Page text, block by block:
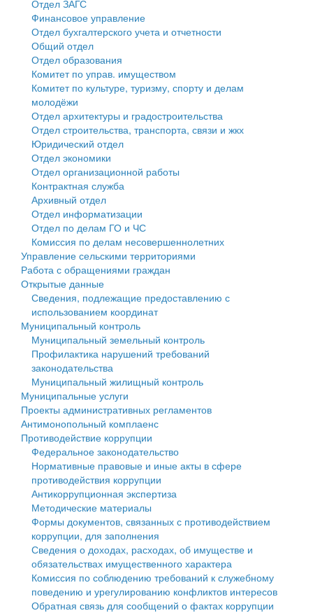
Государственные услуги
Промышленность и АПК
Экономика и бизнес
Символика
Устав
Гостям округа
Туризм
Культура
Образование
Здравоохранение
Социальная защита
Фотоальбом
муниципального округа Тверской области
Администрация Кашинского муниципального округа
Тверской области
Управление сельскими территориями
Открытые данные
Работа с обращениями граждан
Муниципальный контроль
Муниципальные услуги
Проекты административных регламентов
Антимонопольный комплаенс
Противодействие коррупции
Финансовое управление
Бюджет для граждан
Имущество
Выявление правообладателей ранее учтенных
объектов недвижимости
Имущественная поддержка субъектов малого и
среднего предпринимательства
Информационная поддержка субъектов малого и
среднего предпринимательства
Муниципальные программы
Контрольно-счетная палата
Персональные данные
Оценка регулирующего воздействия
Деятельность МУ
Нормативы градостроительного проектирования
Правила землепользования и застройки
Генеральные планы
Проекты планировки территории
Собрание депутатов
Городское поселение
Сельские поселения
Отдел ЗАГС
Финансовое управление
Отдел бухгалтерского учета и отчетности
Общий отдел
Отдел образования
Комитет по управ. имуществом
Комитет по культуре, туризму, спорту и делам
молодёжи
Отдел архитектуры и градостроительства
Отдел строительства, транспорта, связи и жкх
Юридический отдел
Отдел экономики
Отдел организационной работы
Контрактная служба
Архивный отдел
Отдел информатизации
Отдел по делам ГО и ЧС
Комиссия по делам несовершеннолетних
Управление сельскими территориями
Работа с обращениями граждан
Открытые данные
Сведения, подлежащие предоставлению с
использованием координат
Муниципальный контроль
Муниципальный земельный контроль
Профилактика нарушений требований
законодательства
Муниципальный жилищный контроль
Муниципальные услуги
Проекты административных регламентов
Антимонопольный комплаенс
Противодействие коррупции
Федеральное законодательство
Нормативные правовые и иные акты в сфере
противодействия коррупции
Антикоррупционная экспертиза
Методические материалы
Формы документов, связанных с противодействием
коррупции, для заполнения
Сведения о доходах, расходах, об имуществе и
обязательствах имущественного характера
Комиссия по соблюдению требований к служебному
поведению и урегулированию конфликтов интересов
Обратная связь для сообщений о фактах коррупции